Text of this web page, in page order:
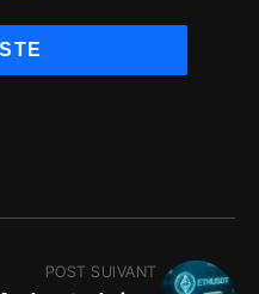
POST SUIVANT